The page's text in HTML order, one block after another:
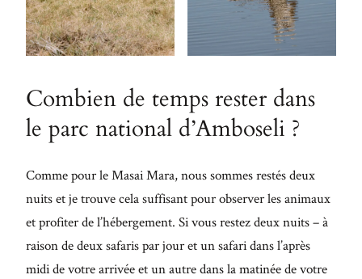
Combien de temps rester dans
le parc national d’Amboseli ?
Comme pour le Masai Mara, nous sommes restés deux
nuits et je trouve cela suffisant pour observer les animaux
et profiter de l’hébergement. Si vous restez deux nuits – à
raison de deux safaris par jour et un safari dans l’après
midi de votre arrivée et un autre dans la matinée de votre